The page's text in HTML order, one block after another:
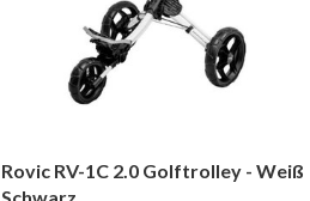
Rovic RV-1C 2.0 Golftrolley - Weiß